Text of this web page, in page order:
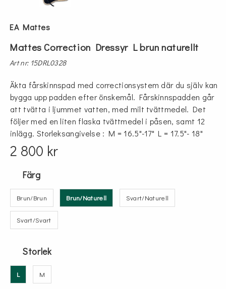
EA Mattes
Mattes Correction Dressyr L brun naturellt
Art nr: 15DRL0328
Äkta fårskinnspad med correctionsystem där du själv kan
bygga upp padden efter önskemål. Fårskinnspadden går
att tvätta i ljummet vatten, med milt tvättmedel. Det
följer med en liten flaska tvättmedel i påsen, samt 12
inlägg. Storleksangivelse : M = 16.5"-17" L = 17.5"- 18"
2 800 kr
Färg
Brun/Brun Brun/Naturell Svart/Naturell
Svart/Svart
Storlek
L M